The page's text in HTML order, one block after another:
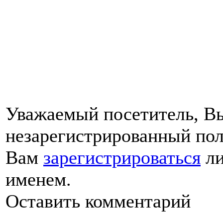
Уважаемый посетитель,
незарегистрированный
Вам зарегистрироваться
именем.
Оставить комментарий